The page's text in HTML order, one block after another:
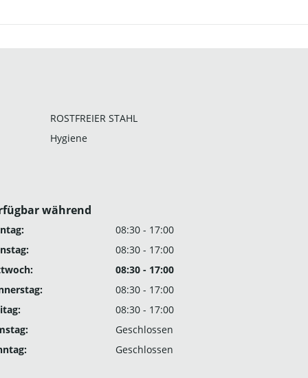
ROSTFREIER STAHL
Hygiene
während
08:30 - 17:00
08:30 - 17:00
08:30 - 17:00
08:30 - 17:00
08:30 - 17:00
Geschlossen
Geschlossen